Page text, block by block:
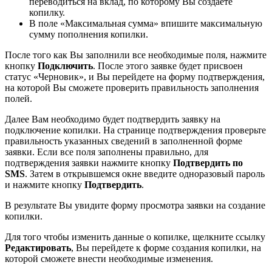
копилку.
В поле «Максимальная сумма» впишите максимальную
сумму пополнения копилки.
После того как Вы заполнили все необходимые поля, нажмите
кнопку Подключить. После этого заявке будет присвоен
статус «Черновик», и Вы перейдете на форму подтверждения,
на которой Вы сможете проверить правильность заполнения
полей.
Далее Вам необходимо будет подтвердить заявку на
подключение копилки. На странице подтверждения проверьте
правильность указанных сведений в заполненной форме
заявки. Если все поля заполнены правильно, для
подтверждения заявки нажмите кнопку Подтвердить по
SMS. Затем в открывшемся окне введите одноразовый пароль
и нажмите кнопку Подтвердить.
В результате Вы увидите форму просмотра заявки на создание
копилки.
Для того чтобы изменить данные о копилке, щелкните ссылку
Редактировать, Вы перейдете к форме создания копилки, на
которой сможете внести необходимые изменения.